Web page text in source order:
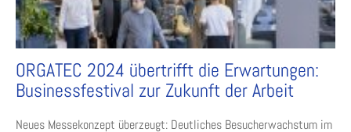
ORGATEC 2024 übertrifft die Erwartungen:
Businessfestival zur Zukunft der Arbeit
Neues Messekonzept überzeugt: Deutliches Besucherwachstum im